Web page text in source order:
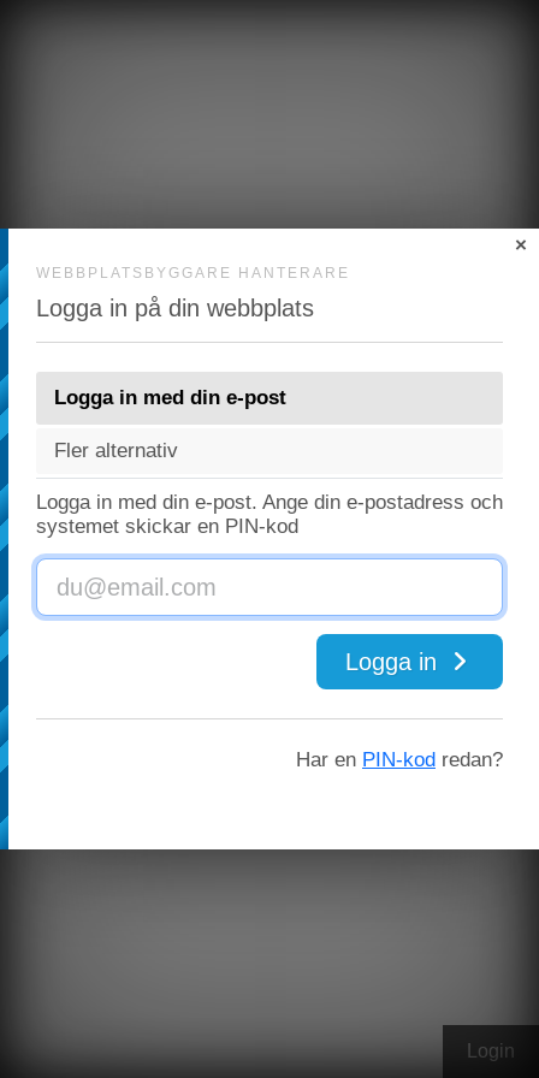
Förlåt! Vi är nere för planerat underhåll.
Vi kommer tillbaka snart
Login
×
WEBBPLATSBYGGARE HANTERARE
Logga in på din webbplats
Logga in med din e-post
Fler alternativ
Logga in med din e-post. Ange din e-postadress och
systemet skickar en PIN-kod
Logga in
Har en PIN-kod redan?